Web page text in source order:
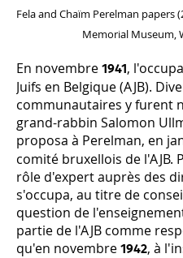
Fela and Chaïm Perelman papers
Memorial Museum,
En novembre 1941 ,
Juifs en Belgique (AJB).
communautaires y furent
grand-rabbin Salomon
proposa à Perelman, en
comité bruxellois de l'AJB.
rôle d'expert auprès des
s'occupa, au titre de
question de
partie de l'AJB comme
qu'en novembre 1942, à